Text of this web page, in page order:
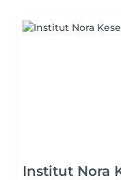
Institut Nora